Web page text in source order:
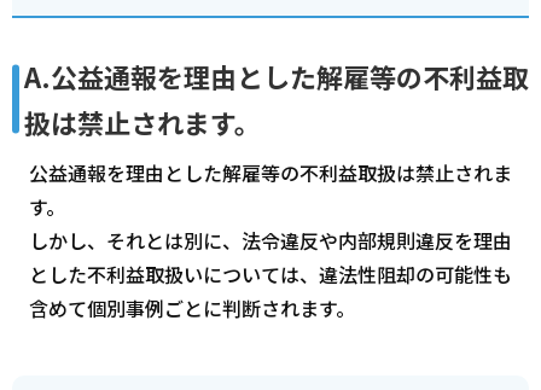
A.公益通報を理由とした解雇等の不利益取
扱は禁止されます。
公益通報を理由とした解雇等の不利益取扱は禁止されま
す。
しかし、それとは別に、法令違反や内部規則違反を理由
とした不利益取扱いについては、違法性阻却の可能性も
含めて個別事例ごとに判断されます。